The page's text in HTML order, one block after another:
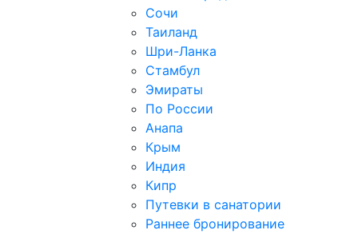
Сочи
Таиланд
Шри-Ланка
Стамбул
Эмираты
По России
Анапа
Крым
Индия
Кипр
Путевки в санатории
Раннее бронирование